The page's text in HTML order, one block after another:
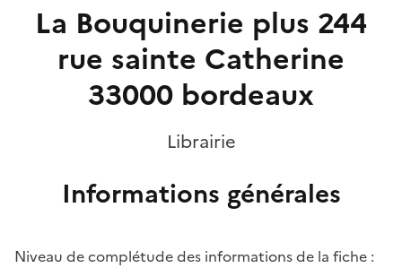
La Bouquinerie plus 244
rue sainte Catherine
33000 bordeaux
Librairie
Informations générales
Niveau de complétude des informations de la fiche :